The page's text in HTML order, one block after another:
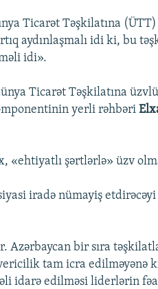
Ticarət Təşkilatına
aydınlaşmalı idi ki, bu
idi».
Ticarət Təşkilatına
yerli rəhbəri
«ehtiyatlı şərtlərlə» üzv
iradə nümayiş
Azərbaycan bir sıra
tam icra edilməyənə
idarə edilməsi liderlərin